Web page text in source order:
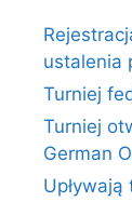
ustalenia
Turniej
Turniej
German